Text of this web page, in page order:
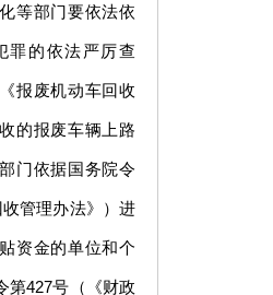
等部门要依法依
罪的依法严厉查
报废机动车回收
的报废车辆上路
门依据国务院令
管理办法》）进
资金的单位和个
第427号（《财政